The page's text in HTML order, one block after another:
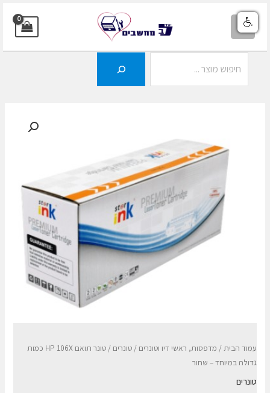
דילוג
לתוכן
MAIN
עמוד הבית/ מדפסות, ראשי דיו וטונרים /טונרים
/ טונר תואם HP 106X כמות
גדולה במיוחד – שחור
טונרים